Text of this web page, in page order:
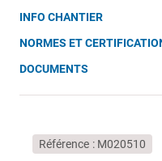
INFO CHANTIER
NORMES ET
DOCUMENTS
Référence M020510